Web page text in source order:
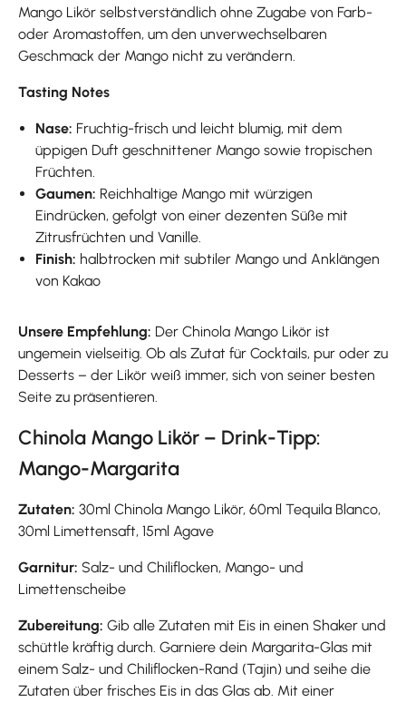
Mango Likör selbstverständlich ohne Zugabe von Farb-
oder Aromastoffen, um den unverwechselbaren
Geschmack der Mango nicht zu verändern.
Tasting Notes
Nase: Fruchtig-frisch und leicht blumig, mit dem
üppigen Duft geschnittener Mango sowie tropischen
Früchten.
Gaumen: Reichhaltige Mango mit würzigen
Eindrücken, gefolgt von einer dezenten Süße mit
Zitrusfrüchten und Vanille.
Finish: halbtrocken mit subtiler Mango und Anklängen
von Kakao
Unsere Empfehlung: Der Chinola Mango Likör ist
ungemein vielseitig. Ob als Zutat für Cocktails, pur oder zu
Desserts – der Likör weiß immer, sich von seiner besten
Seite zu präsentieren.
Chinola Mango Likör – Drink-Tipp:
Mango-Margarita
Zutaten: 30ml Chinola Mango Likör, 60ml Tequila Blanco,
30ml Limettensaft, 15ml Agave
Garnitur: Salz- und Chiliflocken, Mango- und
Limettenscheibe
Zubereitung: Gib alle Zutaten mit Eis in einen Shaker und
schüttle kräftig durch. Garniere dein Margarita-Glas mit
einem Salz- und Chiliflocken-Rand (Tajin) und seihe die
Zutaten über frisches Eis in das Glas ab. Mit einer